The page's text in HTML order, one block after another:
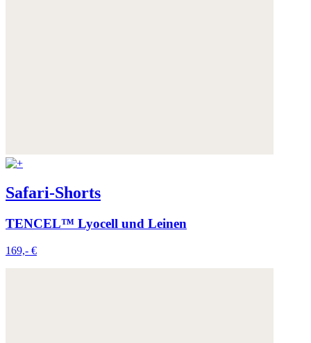
Safari-Shorts
TENCEL™ Lyocell und Leinen
169,- €